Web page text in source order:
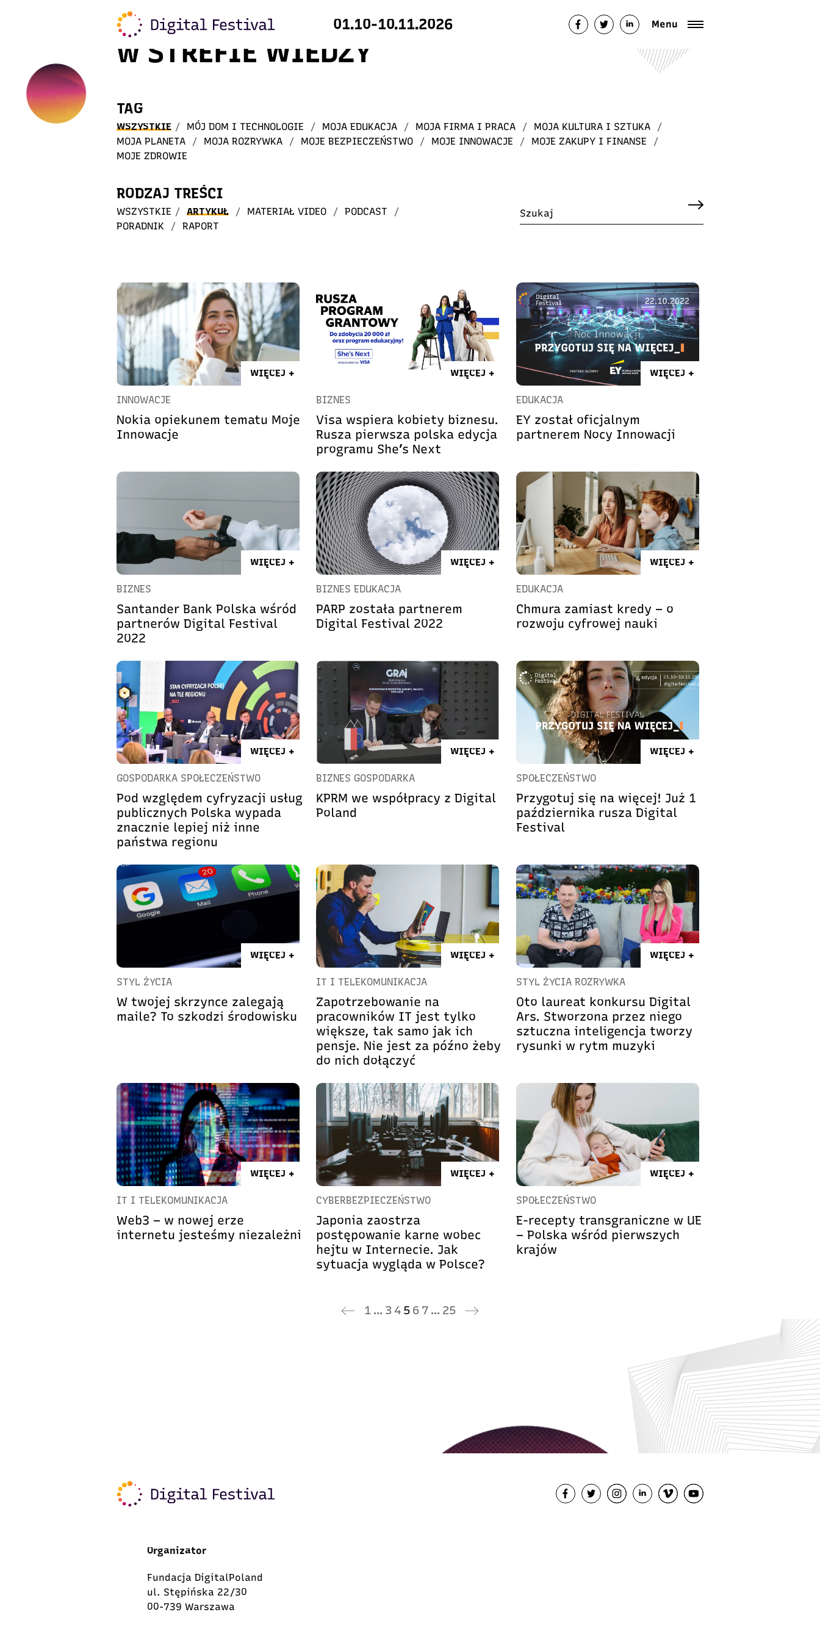
01.10-10.11.2026 Menu
Witaj
w STREFIE WIEDZY
TAG
WSZYSTKIE / MÓJ DOM I TECHNOLOGIE / MOJA EDUKACJA / MOJA FIRMA I PRACA / MOJA KULTURA I SZTUKA
/
MOJA PLANETA
/ MOJA ROZRYWKA / MOJE BEZPIECZEŃSTWO / MOJE INNOWACJE / MOJE ZAKUPY I FINANSE
/
MOJE ZDROWIE
RODZAJ TREŚCI
WSZYSTKIE / ARTYKUŁ / MATERIAŁ VIDEO / PODCAST
/
PORADNIK
/ RAPORT
WIĘCEJ +
INNOWACJE
Nokia opiekunem tematu Moje
Innowacje
WIĘCEJ +
BIZNES
Visa wspiera kobiety biznesu.
Rusza pierwsza polska edycja
programu She’s Next
WIĘCEJ +
EDUKACJA
EY został oficjalnym
partnerem Nocy Innowacji
WIĘCEJ +
BIZNES
Santander Bank Polska wśród
partnerów Digital Festival
2022
WIĘCEJ +
BIZNES EDUKACJA
PARP została partnerem
Digital Festival 2022
WIĘCEJ +
EDUKACJA
Chmura zamiast kredy – o
rozwoju cyfrowej nauki
WIĘCEJ +
GOSPODARKA SPOŁECZEŃSTWO
Pod względem cyfryzacji usług
publicznych Polska wypada
znacznie lepiej niż inne
państwa regionu
WIĘCEJ +
BIZNES GOSPODARKA
KPRM we współpracy z Digital
Poland
WIĘCEJ +
SPOŁECZEŃSTWO
Przygotuj się na więcej! Już 1
października rusza Digital
Festival
WIĘCEJ +
STYL ŻYCIA
W twojej skrzynce zalegają
maile? To szkodzi środowisku
WIĘCEJ +
IT I TELEKOMUNIKACJA
Zapotrzebowanie na
pracowników IT jest tylko
większe, tak samo jak ich
pensje. Nie jest za późno żeby
do nich dołączyć
WIĘCEJ +
STYL ŻYCIA ROZRYWKA
Oto laureat konkursu Digital
Ars. Stworzona przez niego
sztuczna inteligencja tworzy
rysunki w rytm muzyki
WIĘCEJ +
IT I TELEKOMUNIKACJA
Web3 – w nowej erze
internetu jesteśmy niezależni
WIĘCEJ +
CYBERBEZPIECZEŃSTWO
Japonia zaostrza
postępowanie karne wobec
hejtu w Internecie. Jak
sytuacja wygląda w Polsce?
WIĘCEJ +
SPOŁECZEŃSTWO
E-recepty transgraniczne w UE
– Polska wśród pierwszych
krajów
1 … 3 4 5 6 7 … 25
Organizator
Fundacja DigitalPoland
ul. Stępińska 22/30
00-739 Warszawa